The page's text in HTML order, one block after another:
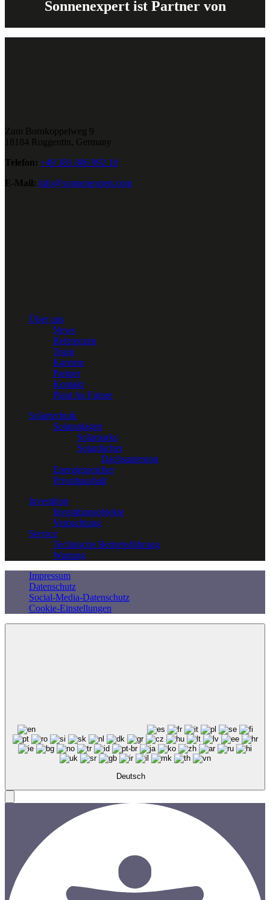
Sonnenexpert ist Partner von
Zum Bornkoppelweg 9
18184 Roggentin, Germany
Telefon: +49 381 806 992 10
E-Mail: info@sonnenexpert.com
Über uns
News
Referenzen
Team
Karriere
Partner
Kontakt
Plant for Future
Solartechnik
Solaranlagen
Solarparks
Solardächer
Dachsanierung
Energiespeicher
Privathaushalt
Investition
Investitionsobjekte
Verpachtung
Service
Technische Betriebsführung
Wartung
Impressum
Datenschutz
Social-Media-Datenschutz
Cookie-Einstellungen
Deutsch